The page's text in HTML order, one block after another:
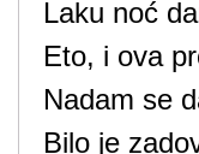
Laku noć
Eto, i ova
Nadam se
Bilo je